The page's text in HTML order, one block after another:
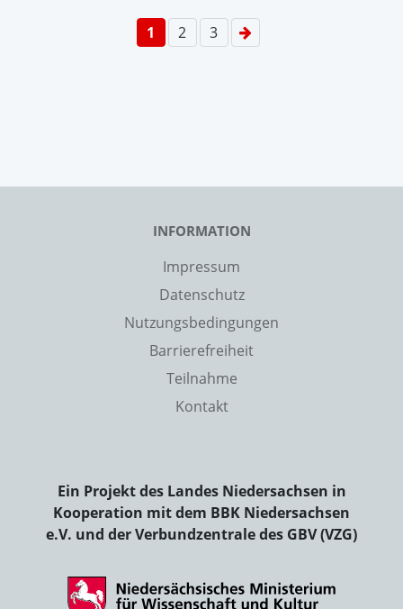
1 2 3
INFORMATION
Impressum
Datenschutz
Nutzungsbedingungen
Barrierefreiheit
Teilnahme
Kontakt
Ein Projekt des Landes Niedersachsen in
Kooperation mit dem BBK Niedersachsen
e.V. und der Verbundzentrale des GBV (VZG)